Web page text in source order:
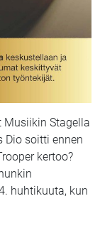
Musiikin Stagella
Dio soitti ennen
kertoo?
huhtikuuta, kun